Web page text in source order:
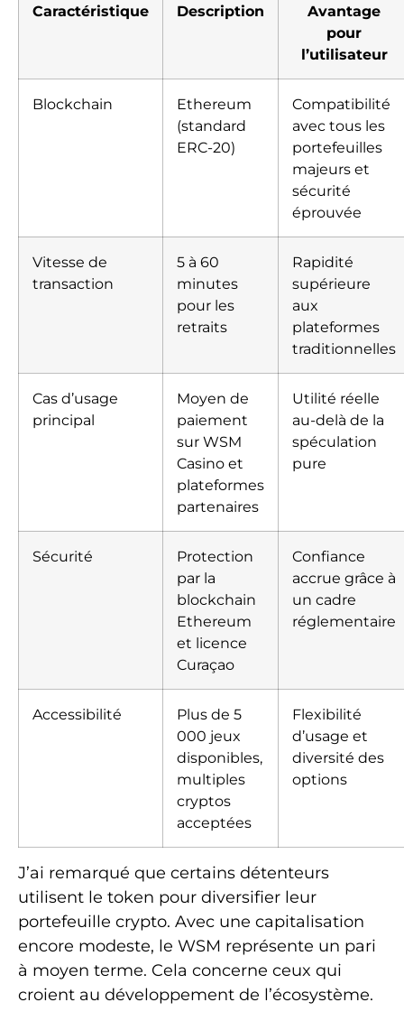
Caractéristique Description
Avantage
pour
l’utilisateur
Blockchain
Ethereum
(standard
ERC-20)
Compatibilité
avec tous les
portefeuilles
majeurs et
sécurité
éprouvée
Vitesse de
transaction
5 à 60
minutes
pour les
retraits
Rapidité
supérieure
aux
plateformes
traditionnelles
Cas d’usage
principal
Moyen de
paiement
sur WSM
Casino et
plateformes
partenaires
Utilité réelle
au-delà de la
spéculation
pure
Sécurité
Protection
par la
blockchain
Ethereum
et licence
Curaçao
Confiance
accrue grâce à
un cadre
réglementaire
Accessibilité
Plus de 5
000 jeux
disponibles,
multiples
cryptos
acceptées
Flexibilité
d’usage et
diversité des
options
J’ai remarqué que certains détenteurs
utilisent le token pour diversifier leur
portefeuille crypto. Avec une capitalisation
encore modeste, le WSM représente un pari
à moyen terme. Cela concerne ceux qui
croient au développement de l’écosystème.